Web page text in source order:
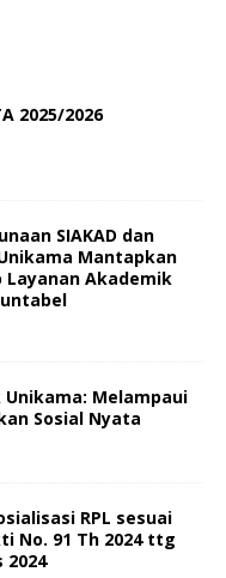
2025/2026
SIAKAD dan
Mantapkan
Akademik
Unikama: Melampaui
Sosial Nyata
RPL sesuai
No. 91 Th 2024 ttg
2024